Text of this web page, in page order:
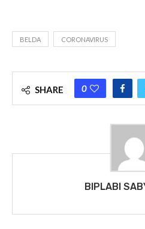
BELDA CORONAVIRUS
SHARE 0
BIPLABI